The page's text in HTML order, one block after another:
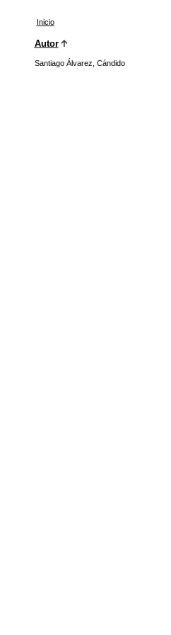
Inicio
Autor
Santiago Álvarez, Cándido